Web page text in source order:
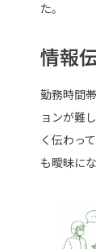
た。
情報
勤務時間
ョンが難
く伝わっ
も曖昧に